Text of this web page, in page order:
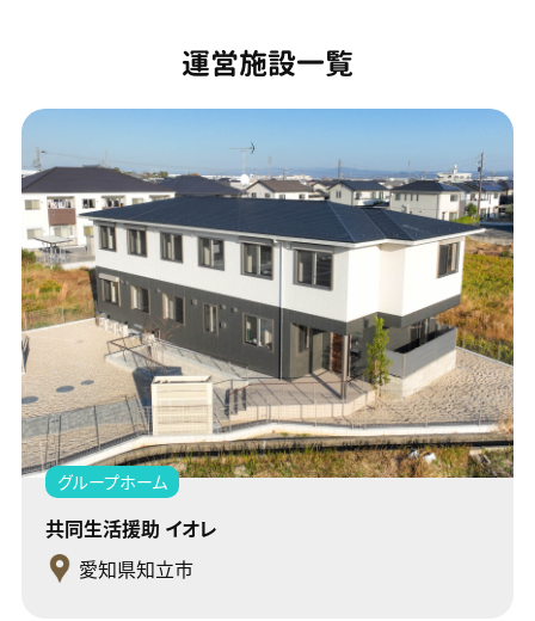
運営施設一覧
グループホーム
共同生活援助 イオレ
愛知県知立市